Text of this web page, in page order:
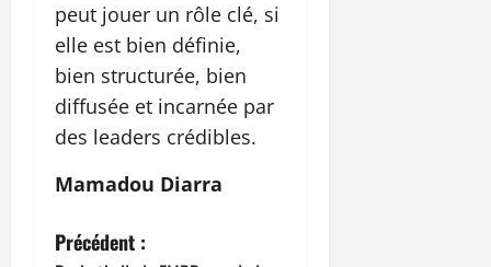
peut jouer un rôle clé, si
elle est bien définie,
bien structurée, bien
diffusée et incarnée par
des leaders crédibles.
Mamadou Diarra
N
Précédent :